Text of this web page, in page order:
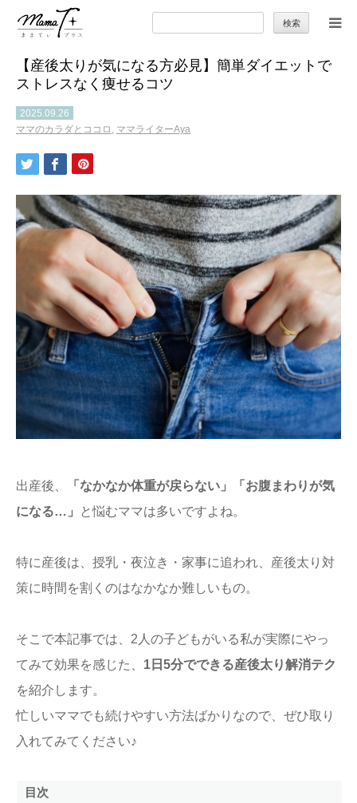
索:
【産後太りが気になる方必見】簡単ダイエットで
ストレスなく痩せるコツ
2025.09.26
ママのカラダとココロ , ママライターAya
出産後、
「なかなか体重が戻らない」「お腹まわりが気
になる…」
と悩むママは多いですよね。
特に産後は、授乳・夜泣き・家事に追われ、産後太り対
策に時間を割くのはなかなか難しいもの。
そこで本記事では、2人の子どもがいる私が実際にやっ
てみて効果を感じた、 1日5分でできる産後太り解消テク
を紹介します。
忙しいママでも続けやすい方法ばかりなので、ぜひ取り
入れてみてください♪
目次
トップ
ママのカラダとココロ
セカンドキャリア
暮らしの小ワザ
子育て
季節の行事やお出かけ
特集
ままてぃ編集部